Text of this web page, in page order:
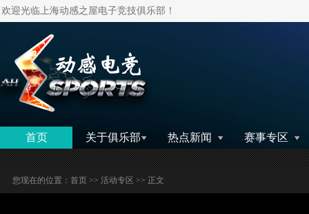
欢迎光临上海动感之屋电子竞技俱乐部！
首页 关于俱乐部 热点新闻 赛事专区
您现在的位置： 首页 >> 活动专区 >> 正文